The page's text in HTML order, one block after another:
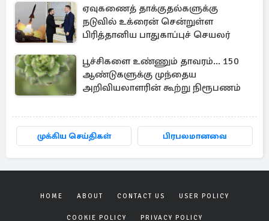
ஏவுகணைத் தாக்குதல்களுக்கு
நடுவில் உக்ரைன் சென்றுள்ள
பிரித்தானிய பாதுகாப்புச் செயலர்
பூச்சிகளை உண்ணும் தாவரம்... 150
ஆண்டுகளுக்கு முந்தைய
அறிவியலாளரின் கூற்று நிரூபணம்
முக்கிய செய்திகள் பிரபலமானவை
HOME ABOUT CONTACT US USER POLICY
COOKIE POLICY PRIVACY POLICY